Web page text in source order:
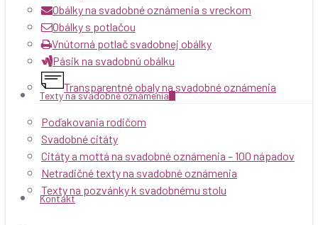
Obálky na svadobné oznámenia s vreckom
Obálky s potlačou
Vnútorná potlač svadobnej obálky
Pásik na svadobnú obálku
Transparentné obaly na svadobné oznámenia
Texty na svadobné oznámenia
Poďakovania rodičom
Svadobné citáty
Citáty a mottá na svadobné oznámenia – 100 nápadov
Netradičné texty na svadobné oznámenia
Texty na pozvánky k svadobnému stolu
Kontakt